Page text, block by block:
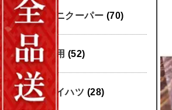
ミニクーパー (70)
汎用 (52)
ダイハツ (28)